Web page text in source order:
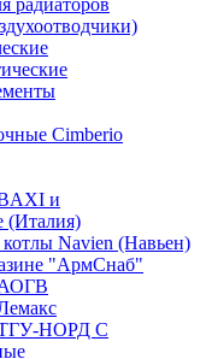
радиаторов
Cimberio
и
(Италия)
Navien (Навьен)
"АрмСнаб"
АОГВ
ТГУ-НОРД С